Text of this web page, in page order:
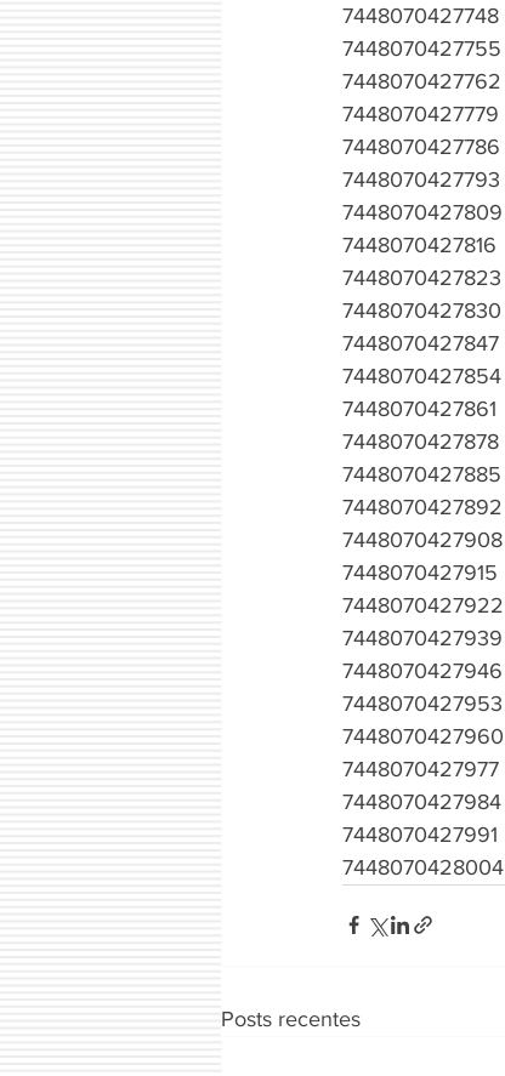
7448070427748
7448070427755
7448070427762
7448070427779
7448070427786
7448070427793
7448070427809
7448070427816
7448070427823
7448070427830
7448070427847
7448070427854
7448070427861
7448070427878
7448070427885
7448070427892
7448070427908
7448070427915
7448070427922
7448070427939
7448070427946
7448070427953
7448070427960
7448070427977
7448070427984
7448070427991
7448070428004
Posts recentes